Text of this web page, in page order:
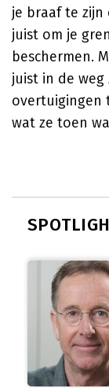
je braaf te
juist om je
beschermen.
juist in de weg
overtuigingen
wat ze toen